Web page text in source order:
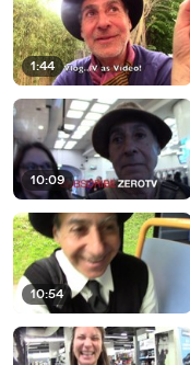
1:44
10:09
10:54